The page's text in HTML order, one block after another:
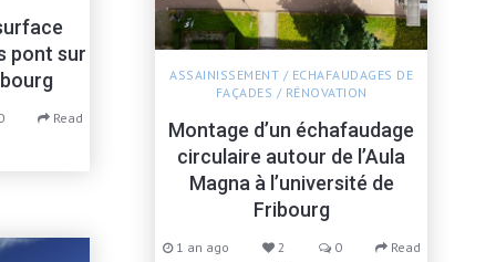
pont sur
Read
ASSAINISSEMENT / ECHAFAUDAGES DE
FAÇADES / RÉNOVATION
Montage d’un échafaudage
circulaire autour de l’Aula
Magna à l’université de
Fribourg
1 an ago 2 0
Read